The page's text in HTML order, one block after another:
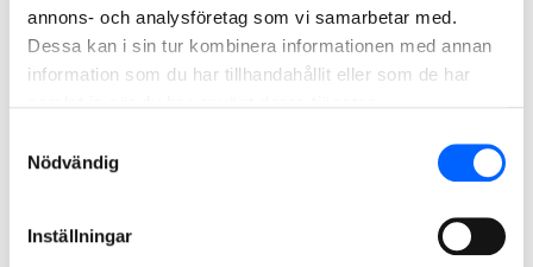
annons- och analysföretag som vi samarbetar med.
Dessa kan i sin tur kombinera informationen med annan
information som du har tillhandahållit eller som de har
Nödvändig
Inställningar
NCC Kielo - så främjar vi
företagserbjudande? Tveka inte att